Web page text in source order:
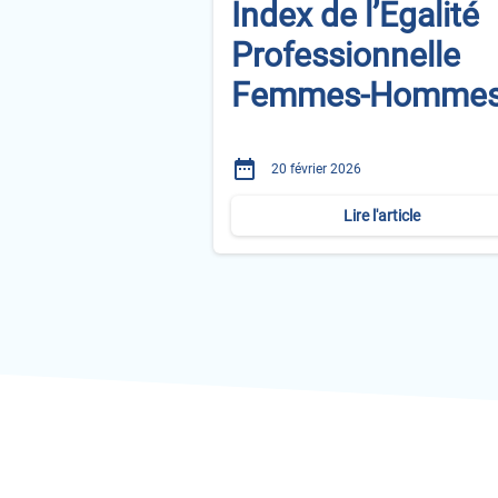
Index de l’Egalité
Professionnelle
Femmes-
date_range 20 février 2026
Lire l'article